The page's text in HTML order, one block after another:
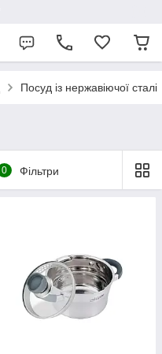
Посуд із нержавіючої сталі
0 Фільтри